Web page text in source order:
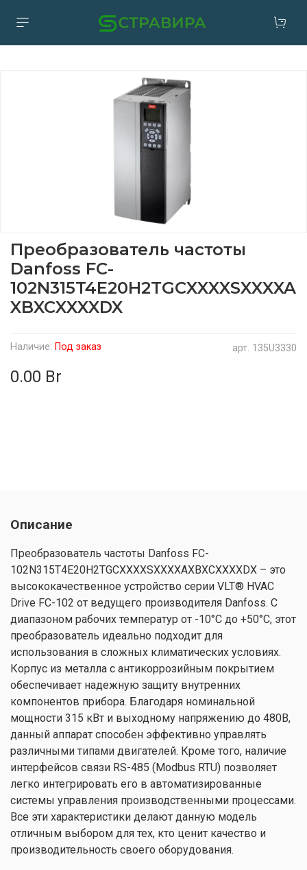
арт. 135U3330
Наличие: Под заказ
Преобразователь частоты
Danfoss FC-
102N315T4E20H2TGCXXXXSXXXXA
XBXCXXXXDX
0.00 Br
Описание
Преобразователь частоты Danfoss FC-
102N315T4E20H2TGCXXXXSXXXXAXBXCXXXXDX – это
высококачественное устройство серии VLT® HVAC
Drive FC-102 от ведущего производителя Danfoss. С
диапазоном рабочих температур от -10°C до +50°C, этот
преобразователь идеально подходит для
использования в сложных климатических условиях.
Корпус из металла с антикоррозийным покрытием
обеспечивает надежную защиту внутренних
компонентов прибора. Благодаря номинальной
мощности 315 кВт и выходному напряжению до 480В,
данный аппарат способен эффективно управлять
различными типами двигателей. Кроме того, наличие
интерфейсов связи RS-485 (Modbus RTU) позволяет
легко интегрировать его в автоматизированные
системы управления производственными процессами.
Все эти характеристики делают данную модель
отличным выбором для тех, кто ценит качество и
производительность своего оборудования.